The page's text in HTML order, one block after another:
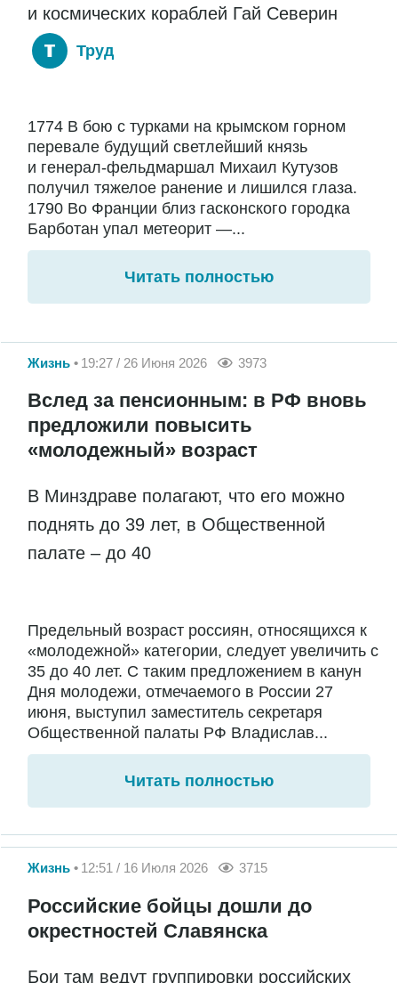
и космических кораблей Гай Северин
Труд
1774 В бою с турками на крымском горном
перевале будущий светлейший князь
и генерал-фельдмаршал Михаил Кутузов
получил тяжелое ранение и лишился глаза.
1790 Во Франции близ гасконского городка
Барботан упал метеорит —...
Читать полностью
Жизнь 19:27 / 26 Июня 2026 3973
Вслед за пенсионным: в РФ вновь
предложили повысить
«молодежный» возраст
В Минздраве полагают, что его можно
поднять до 39 лет, в Общественной
палате – до 40
Предельный возраст россиян, относящихся к
«молодежной» категории, следует увеличить с
35 до 40 лет. С таким предложением в канун
Дня молодежи, отмечаемого в России 27
июня, выступил заместитель секретаря
Общественной палаты РФ Владислав...
Читать полностью
Жизнь 12:51 / 16 Июля 2026 3715
Российские бойцы дошли до
окрестностей Славянска
Бои там ведут группировки российских